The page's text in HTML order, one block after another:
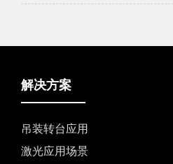
解决方案
吊装转台应用
激光应用场景